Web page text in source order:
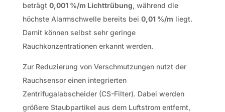
beträgt 0,001 %/m Lichttrübung, während die
höchste Alarmschwelle bereits bei 0,01 %/m liegt.
Damit können selbst sehr geringe
Rauchkonzentrationen erkannt werden.
Zur Reduzierung von Verschmutzungen nutzt der
Rauchsensor einen integrierten
Zentrifugalabscheider (CS-Filter). Dabei werden
größere Staubpartikel aus dem Luftstrom entfernt,